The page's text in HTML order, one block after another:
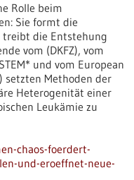
Rolle beim
Sie formt die
treibt die Entstehung
vom (DKFZ), vom
und vom European
setzten Methoden der
Heterogenität einer
Leukämie zu
chaos-foerdert-
und-eroeffnet-neue-